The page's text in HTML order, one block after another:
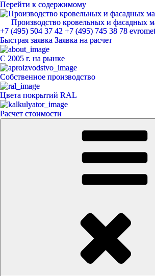
Перейти к содержимому
Производство кровельных и фасадных
ЕвроМет
+7 (495) 504 37 42 +7 (495) 745 38 78
Быстрая заявка Заявка на расчет
С 2005 г. на рынке
Собственное производство
Цвета покрытий RAL
Расчет стоимости